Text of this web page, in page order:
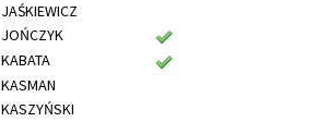
JAŚKIEWICZ
JOŃCZYK
KABATA
KASMAN
KASZYŃSKI